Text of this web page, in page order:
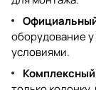
оборудование
условиями.